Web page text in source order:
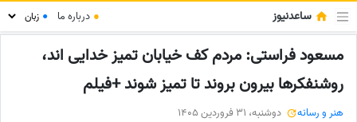
ساعدنیوز ● درباره ما ●
مسعود فراستی: مردم کف خیابان تمیز خدایی اند،
روشنفکرها بیرون بروند تا تمیز شوند +فیلم
هنر و رسانه دوشنبه، 31 فروردین 1405